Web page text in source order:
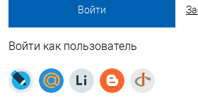
Войти как пользователь